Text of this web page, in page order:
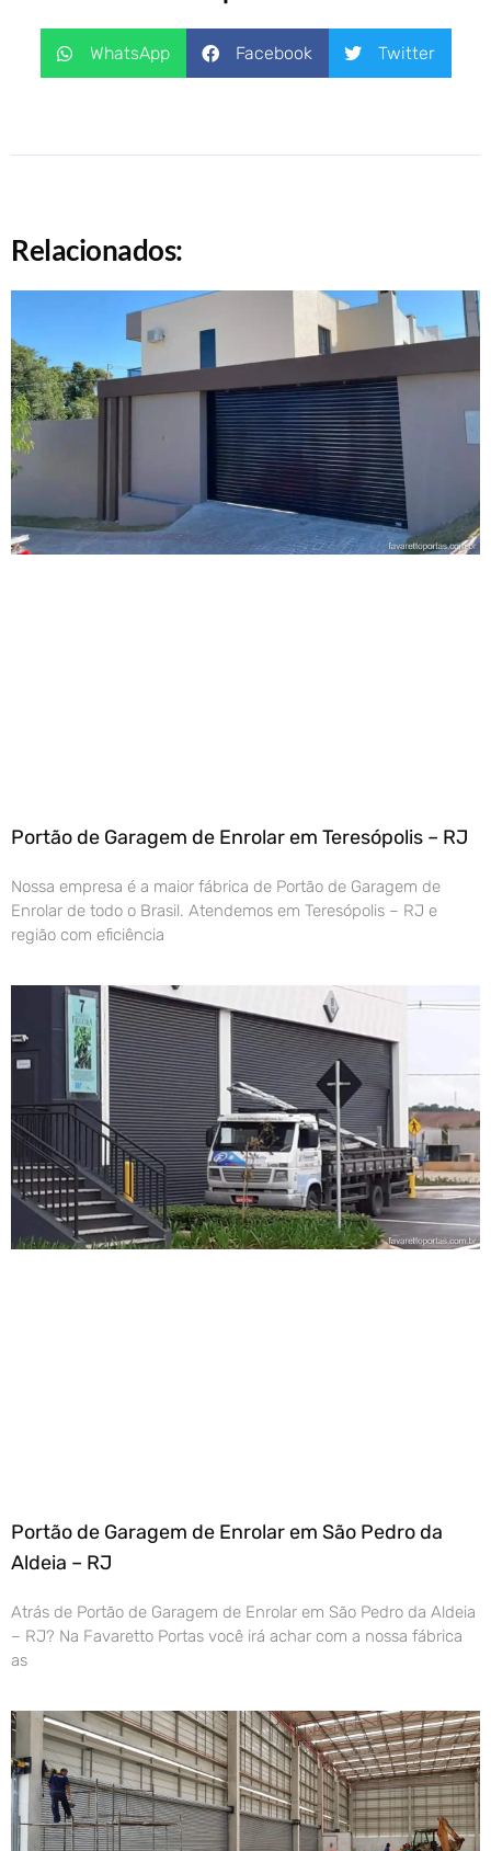
WhatsApp Facebook Twitter
Relacionados:
Portão de Garagem de Enrolar em Teresópolis – RJ
Nossa empresa é a maior fábrica de Portão de Garagem de
Enrolar de todo o Brasil. Atendemos em Teresópolis – RJ e
região com eficiência
Portão de Garagem de Enrolar em São Pedro da
Aldeia – RJ
Atrás de Portão de Garagem de Enrolar em São Pedro da Aldeia
– RJ? Na Favaretto Portas você irá achar com a nossa fábrica
as